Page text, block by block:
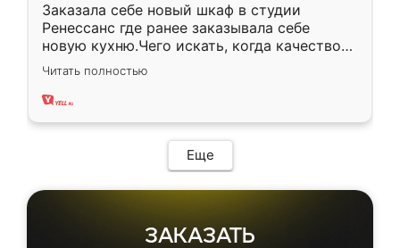
Заказала себе новый шкаф в студии
Ренессанс где ранее заказывала себе
новую кухню.Чего искать, когда качеством
вполне довольна. Служит кухня уже почти
два года, нареканий нет.
Читать полностью
Еще
ЗАКАЗАТЬ